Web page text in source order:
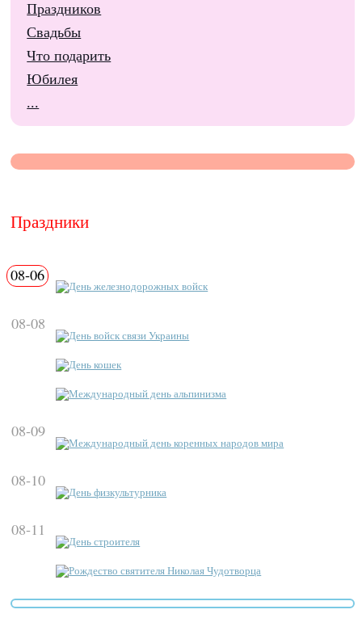
Праздников
Свадьбы
Что подарить
Юбилея
...
Праздники
08-06
День железнодорожных войск
08-08
День войск связи Украины
День кошек
Международный день альпинизма
08-09
Международный день коренных народов мира
08-10
День физкультурника
08-11
День строителя
Рождество святителя Николая Чудотворца